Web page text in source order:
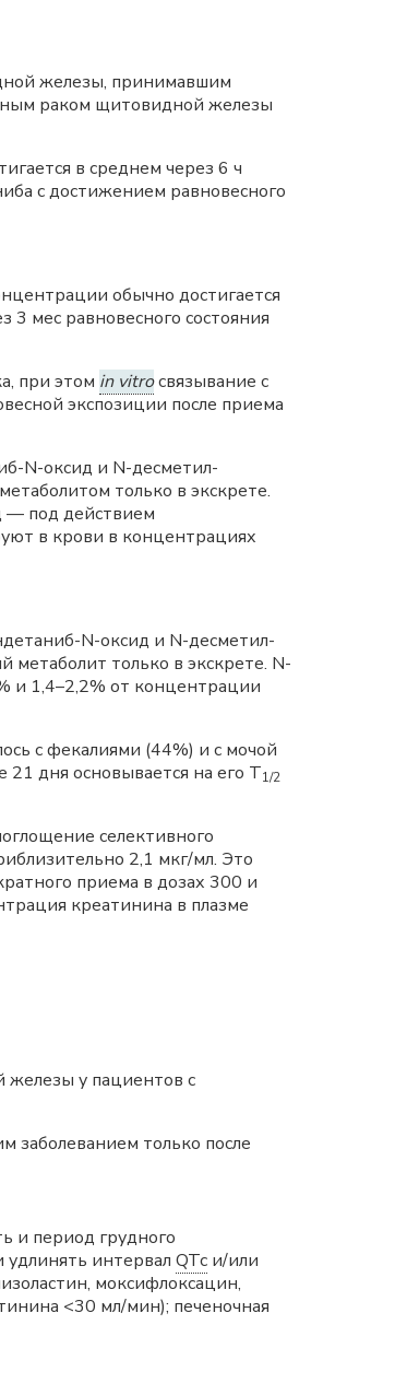
железы, принимавшим
раком щитовидной железы
в среднем через 6 ч
с достижением равновесного
обычно достигается
мес равновесного состояния
при этом in vitroсвязывание с
экспозиции после приема
N-оксид и N-десметил-
только в экскрете.
— под действием
в крови в концентрациях
N-оксид и N-десметил-
только в экскрете. N-
и 1,4–2,2% от концентрации
с фекалиями (44%) и с мочой
дня основывается на его Т1/2
селективного
2,1 мкг/мл. Это
приема в дозах 300 и
креатинина в плазме
железы у пациентов с
заболеванием только после
и период грудного
интервал QTc и/или
моксифлоксацин,
<30 мл/мин); печеночная